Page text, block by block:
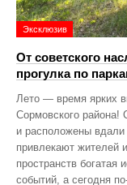
Эксклюзив
От советского
прогулка по
Лето — время ярких
Сормовского района!
и расположены вдали
привлекают жителей
пространств
событий, а сегодня